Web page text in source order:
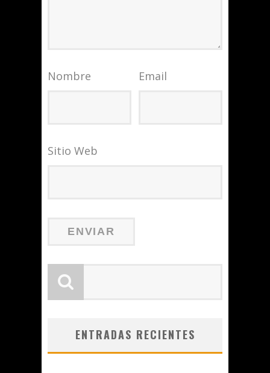
Nombre Email
Sitio Web
ENTRADAS RECIENTES